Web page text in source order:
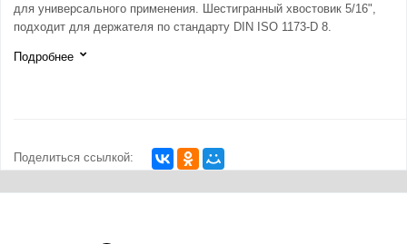
для универсального применения. Шестигранный хвостовик 5/16",
подходит для держателя по стандарту DIN ISO 1173-D 8.
Подробнее
Поделиться ссылкой: